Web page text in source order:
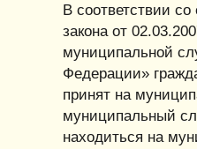
В соответствии
закона от
муниципальной
Федерации»
принят на
муниципальный
находиться на